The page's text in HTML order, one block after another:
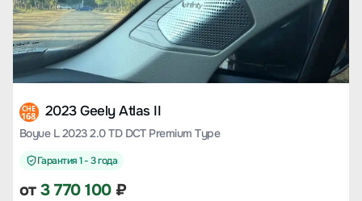
CHE
168 2023 Geely Atlas II
Boyue L 2023 2.0 TD DCT Premium Type
Гарантия 1 - 3 года
от3 770 100₽